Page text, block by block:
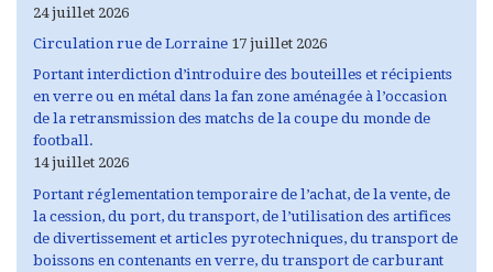
24 juillet 2026
Circulation rue de Lorraine 17 juillet 2026
Portant interdiction d’introduire des bouteilles et récipients
en verre ou en métal dans la fan zone aménagée à l’occasion
de la retransmission des matchs de la coupe du monde de
football.
14 juillet 2026
Portant réglementation temporaire de l’achat, de la vente, de
la cession, du port, du transport, de l’utilisation des artifices
de divertissement et articles pyrotechniques, du transport de
boissons en contenants en verre, du transport de carburant